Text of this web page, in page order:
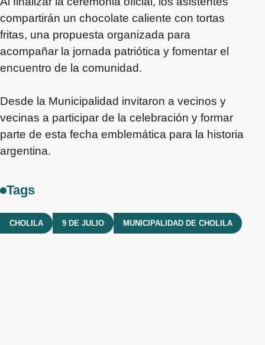
compartirán un chocolate caliente con tortas
fritas, una propuesta organizada para
acompañar la jornada patriótica y fomentar el
encuentro de la comunidad.
Desde la Municipalidad invitaron a vecinos y
vecinas a participar de la celebración y formar
parte de esta fecha emblemática para la historia
argentina.
Tags
CHOLILA 9 DE JULIO MUNICIPALIDAD DE CHOLILA